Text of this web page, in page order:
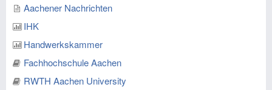
Aachener Nachrichten
IHK
Handwerkskammer
Fachhochschule Aachen
RWTH Aachen University